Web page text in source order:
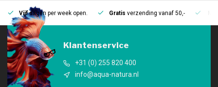
Vijfdagen per week open. Gratis verzending vanaf 50,-
Klantenservice
+31 (0) 255 820 400
info@aqua-natura.nl